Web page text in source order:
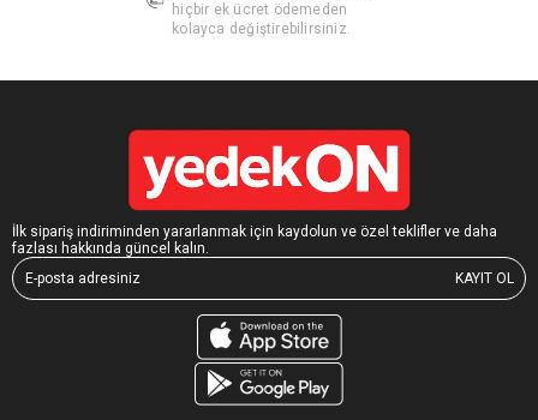
hiçbir ek ücret ödemeden
kolayca değiştirebilirsiniz.
İlk sipariş indiriminden yararlanmak için kaydolun ve özel teklifler ve daha
fazlası hakkında güncel kalın.
KAYIT OL